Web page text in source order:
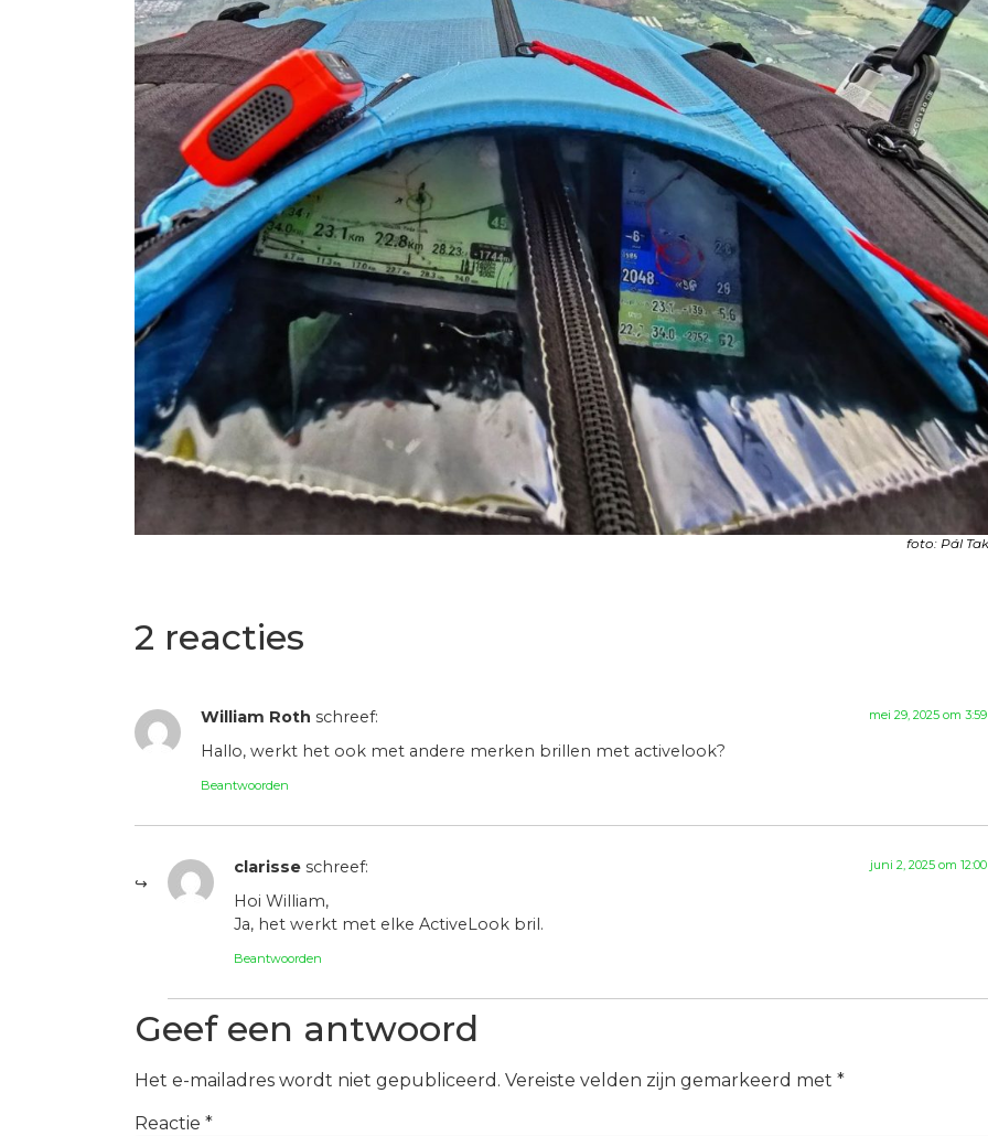
foto: Pál
2 reacties
William Roth schreef: mei 29, 2025 om
Hallo, werkt het ook met andere merken brillen met activelook?
Beantwoorden
clarisse schreef: juni 2, 2025 om
Hoi William,
Ja, het werkt met elke ActiveLook bril.
Beantwoorden
Geef een antwoord
Het e-mailadres wordt niet gepubliceerd. Vereiste velden zijn gemarkeerd met *
Reactie *